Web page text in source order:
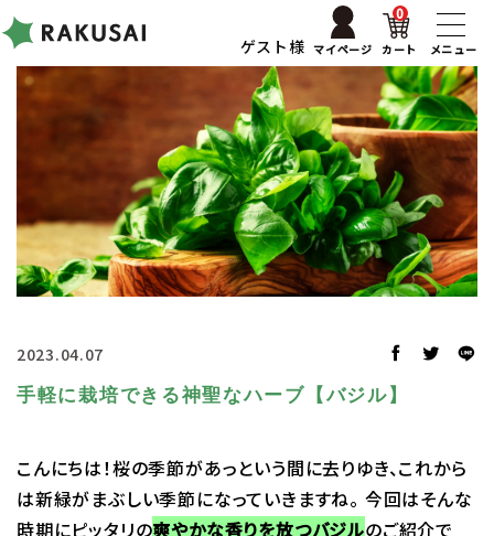
ゲスト様 マイページ カート
0
メニュー
2023.04.07
手軽に栽培できる神聖なハーブ【バジル】
こんにちは！桜の季節があっという間に去りゆき、これから
は新緑がまぶしい季節になっていきますね。 今回はそんな
時期にピッタリの爽やかな香りを放つバジルのご紹介で